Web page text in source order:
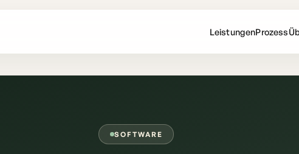
LeistungenProzess
SOFTWARE